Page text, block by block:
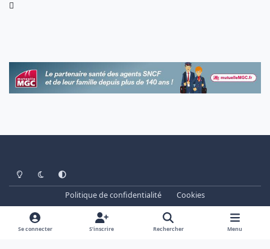
Light ModeDark ModeSystem Preference
Politique de confidentialité
Cookies
www.cheminots.net - Forum Libre depuis 2003
Powered by
Invision Community
Se connecter S’inscrire Rechercher Menu